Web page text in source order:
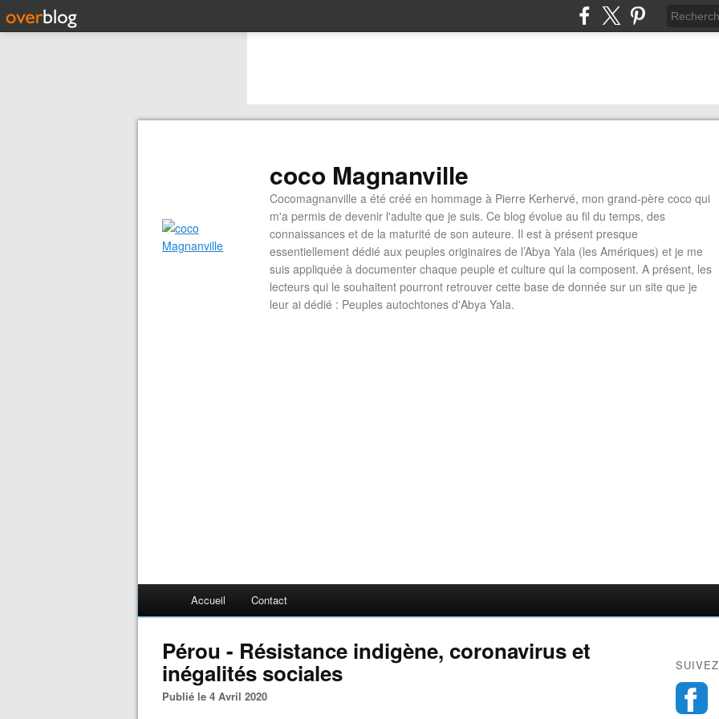
coco Magnanville
Cocomagnanville a été créé en hommage à Pierre Kerhervé, mon grand-père coco qui
m'a permis de devenir l'adulte que je suis. Ce blog évolue au fil du temps, des
connaissances et de la maturité de son auteure. Il est à présent presque
essentiellement dédié aux peuples originaires de l’Abya Yala (les Amériques) et je me
suis appliquée à documenter chaque peuple et culture qui la composent. A présent, les
lecteurs qui le souhaitent pourront retrouver cette base de donnée sur un site que je
leur ai dédié : Peuples autochtones d'Abya Yala.
Accueil Contact
Pérou - Résistance indigène, coronavirus et
inégalités sociales
Publié le 4 Avril 2020